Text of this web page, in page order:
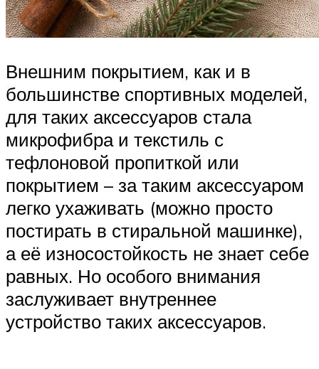
Внешним покрытием, как и в
большинстве спортивных моделей,
для таких аксессуаров стала
микрофибра и текстиль с
тефлоновой пропиткой или
покрытием – за таким аксессуаром
легко ухаживать (можно просто
постирать в стиральной машинке),
а её износостойкость не знает себе
равных. Но особого внимания
заслуживает внутреннее
устройство таких аксессуаров.